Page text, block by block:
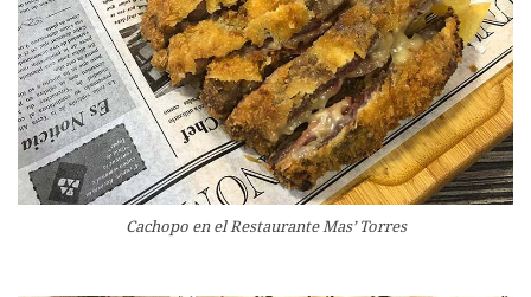
Cachopo en el Restaurante Mas’ Torres